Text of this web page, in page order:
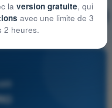
la question
4,6/5
la version gratuite, qui
avec une limite de 3
2 heures.